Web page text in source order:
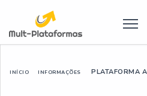
INÍCIO INFORMAÇÕES PLATAFORMA